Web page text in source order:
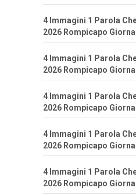
4 Immagini 1 Parola
2026 Rompicapo
4 Immagini 1 Parola
2026 Rompicapo
4 Immagini 1 Parola
2026 Rompicapo
4 Immagini 1 Parola
2026 Rompicapo
4 Immagini 1 Parola
2026 Rompicapo